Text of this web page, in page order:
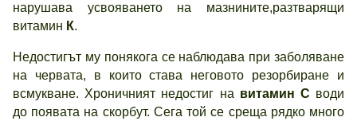
нарушава усвояването на мазнините,разтварящи
витамин К.
Недостигът му понякога се наблюдава при заболяване
на червата, в които става неговото резорбиране и
всмукване. Хроничният недостиг на витамин С води
до появата на скорбут. Сега той се среща рядко много